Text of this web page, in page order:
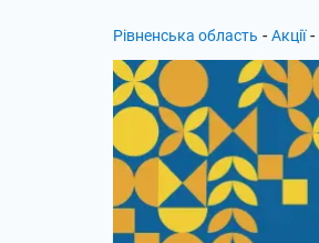
Рівненська область - Акції -